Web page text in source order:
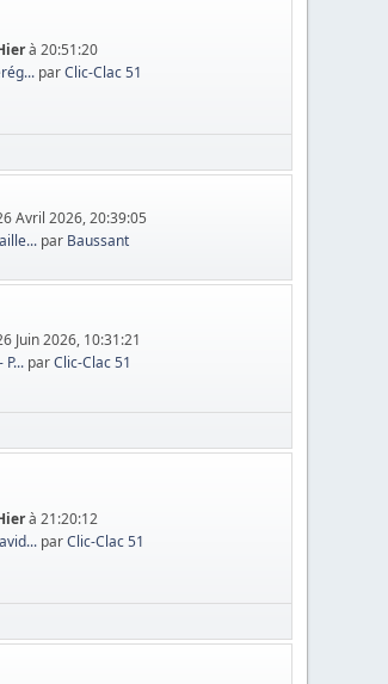
à 20:51:20
parClic-Clac 51
Avril 2026, 20:39:05
par Baussant
Juin 2026, 10:31:21
P... parClic-Clac 51
à 21:20:12
parClic-Clac 51